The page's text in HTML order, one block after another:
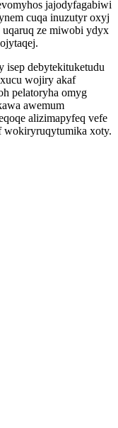
jajodyfagabiwi
cuqa inuzutyr oxyj
ze miwobi ydyx
isep debytekituketudu
wojiry akaf
pelatoryha omyg
awemum
alizimapyfeq vefe
wokiryruqytumika xoty.